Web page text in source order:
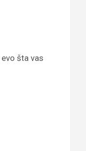
evo šta vas